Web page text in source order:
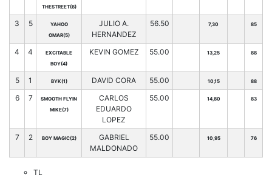
THESTREET(6)
3 5
YAHOO
OMAR(5)
JULIO A.
HERNANDEZ
56.50 7,30 85
4 4
EXCITABLE
BOY(4)
KEVIN GOMEZ 55.00 13,25 88
5 1 BYK(1) DAVID CORA 55.00 10,15 88
6 7
SMOOTH FLYIN
MIKE(7)
CARLOS
EDUARDO
LOPEZ
55.00 14,80 83
7 2 BOY MAGIC(2)
GABRIEL
MALDONADO
55.00 10,95 76
TL